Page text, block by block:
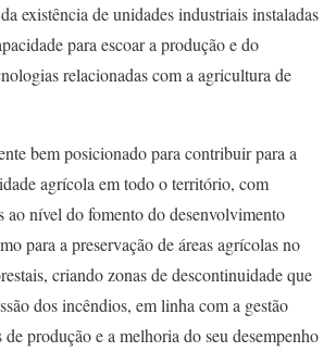
existência de unidades industriais instaladas
para escoar a produção e do
relacionadas com a agricultura de
bem posicionado para contribuir para a
agrícola em todo o território, com
ao nível do fomento do desenvolvimento
para a preservação de áreas agrícolas no
criando zonas de descontinuidade que
dos incêndios, em linha com a gestão
produção e a melhoria do seu desempenho